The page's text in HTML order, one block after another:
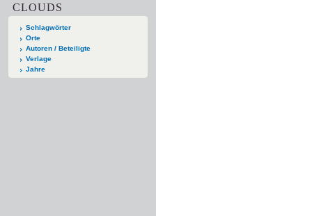
CLOUDS
Schlagwörter
Orte
Autoren / Beteiligte
Verlage
Jahre